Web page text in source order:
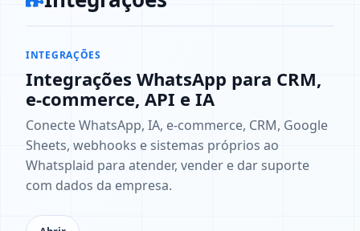
INTEGRAÇÕES
Integrações WhatsApp para CRM,
e-commerce, API e IA
Conecte WhatsApp, IA, e-commerce, CRM, Google
Sheets, webhooks e sistemas próprios ao
Whatsplaid para atender, vender e dar suporte
com dados da empresa.